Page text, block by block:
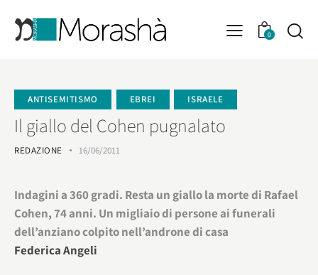
0
ANTISEMITISMO EBREI ISRAELE
Il giallo del Cohen pugnalato
REDAZIONE 16/06/2011
Indagini a 360 gradi. Resta un giallo la morte di Rafael
Cohen, 74 anni. Un migliaio di persone ai funerali
dell’anziano colpito nell’androne di casa
Federica Angeli